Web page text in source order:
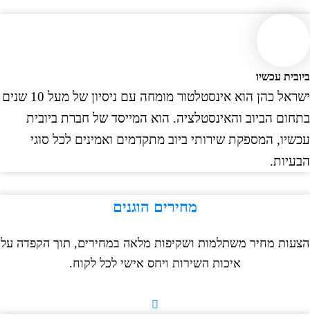
עכשיו
ישראל כהן הוא אינסטלטור מומחה עם ניסיון של מעל 10 שנים
הביוב והאינסטלציה. הוא המייסד של חברת ביובית
המספקת שירותי ביוב מתקדמים ואמינים לכל סוגי
מחירים הוגנים
מחיר משתלמות ושקיפות מלאה במחירים, תוך הקפדה על
איכות השירות ויחס אישי לכל לקוח.